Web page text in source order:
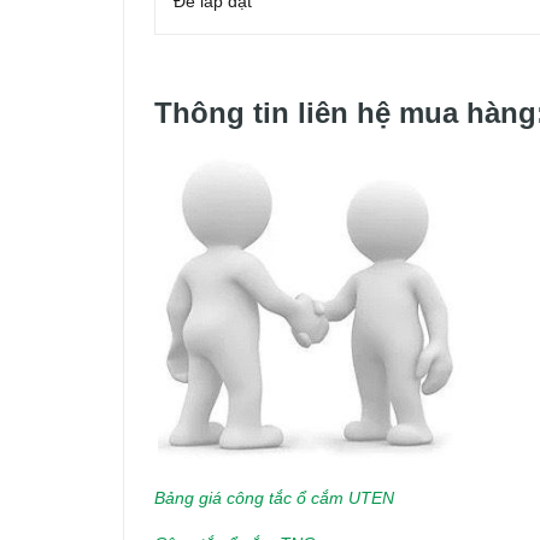
Thông tin liên hệ mua
Bảng giá công tắc ổ cắm UTEN